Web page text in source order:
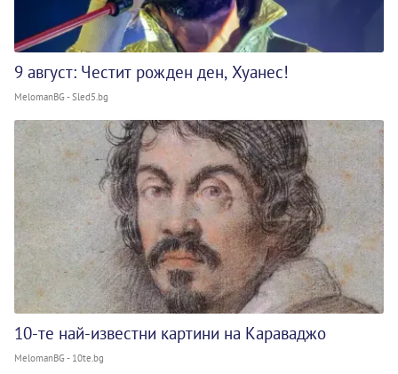
9 август: Честит рожден ден, Хуанес!
MelomanBG - Sled5.bg
10-те най-известни картини на Караваджо
MelomanBG - 10te.bg